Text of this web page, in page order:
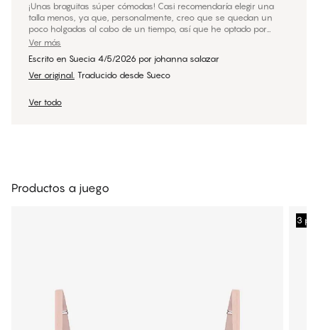
¡Unas braguitas súper cómodas! Casi recomendaría elegir una
talla menos, ya que, personalmente, creo que se quedan un
poco holgadas al cabo de un tiempo, así que he optado por
elegir una talla menos y así me duran más.
Ver más
Escrito en Suecia 4/5/2026 por johanna salazar
Ver original. Traducido desde Sueco
Ver todo
Productos a juego
3